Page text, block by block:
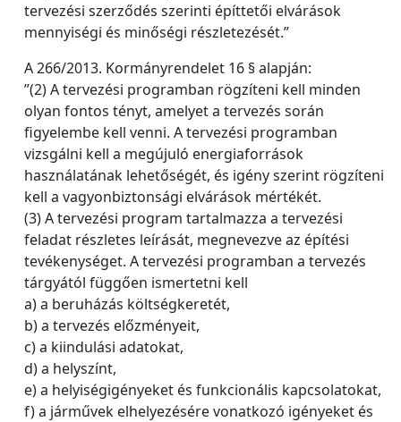
tervezési szerződés szerinti építtetői elvárások
mennyiségi és minőségi részletezését.”
A 266/2013. Kormányrendelet 16 § alapján:
”(2) A tervezési programban rögzíteni kell minden
olyan fontos tényt, amelyet a tervezés során
figyelembe kell venni. A tervezési programban
vizsgálni kell a megújuló energiaforrások
használatának lehetőségét, és igény szerint rögzíteni
kell a vagyonbiztonsági elvárások mértékét.
(3) A tervezési program tartalmazza a tervezési
feladat részletes leírását, megnevezve az építési
tevékenységet. A tervezési programban a tervezés
tárgyától függően ismertetni kell
a) a beruházás költségkeretét,
b) a tervezés előzményeit,
c) a kiindulási adatokat,
d) a helyszínt,
e) a helyiségigényeket és funkcionális kapcsolatokat,
f) a járművek elhelyezésére vonatkozó igényeket és